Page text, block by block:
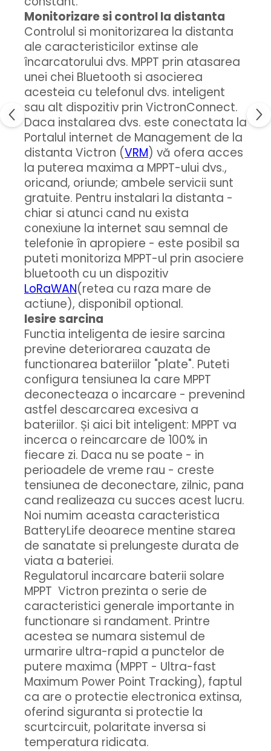
Monitorizare si control la distanta
Controlul si monitorizarea la distanta
ale caracteristicilor extinse ale
încarcatorului dvs. MPPT prin atasarea
unei chei Bluetooth si asocierea
acesteia cu telefonul dvs. inteligent
sau alt dispozitiv prin VictronConnect.
Daca instalarea dvs. este conectata la
Portalul internet de Management de la
distanta Victron (VRM) vă ofera acces
la puterea maxima a MPPT-ului dvs.,
oricand, oriunde; ambele servicii sunt
gratuite. Pentru instalari la distanta -
chiar si atunci cand nu exista
conexiune la internet sau semnal de
telefonie în apropiere - este posibil sa
puteti monitoriza MPPT-ul prin asociere
bluetooth cu un dispozitiv
LoRaWAN(retea cu raza mare de
actiune), disponibil optional.
Iesire sarcina
Functia inteligenta de iesire sarcina
previne deteriorarea cauzata de
functionarea bateriilor "plate". Puteti
configura tensiunea la care MPPT
deconecteaza o incarcare - prevenind
astfel descarcarea excesiva a
bateriilor. Și aici bit inteligent: MPPT va
incerca o reincarcare de 100% in
fiecare zi. Daca nu se poate - in
perioadele de vreme rau - creste
tensiunea de deconectare, zilnic, pana
cand realizeaza cu succes acest lucru.
Noi numim aceasta caracteristica
BatteryLife deoarece mentine starea
de sanatate si prelungeste durata de
viata a bateriei.
Regulatorul incarcare baterii solare
MPPT Victron prezinta o serie de
caracteristici generale importante in
functionare si randament. Printre
acestea se numara sistemul de
urmarire ultra-rapid a punctelor de
putere maxima (MPPT - Ultra-fast
Maximum Power Point Tracking), faptul
ca are o protectie electronica extinsa,
oferind siguranta si protectie la
scurtcircuit, polaritate inversa si
temperatura ridicata.